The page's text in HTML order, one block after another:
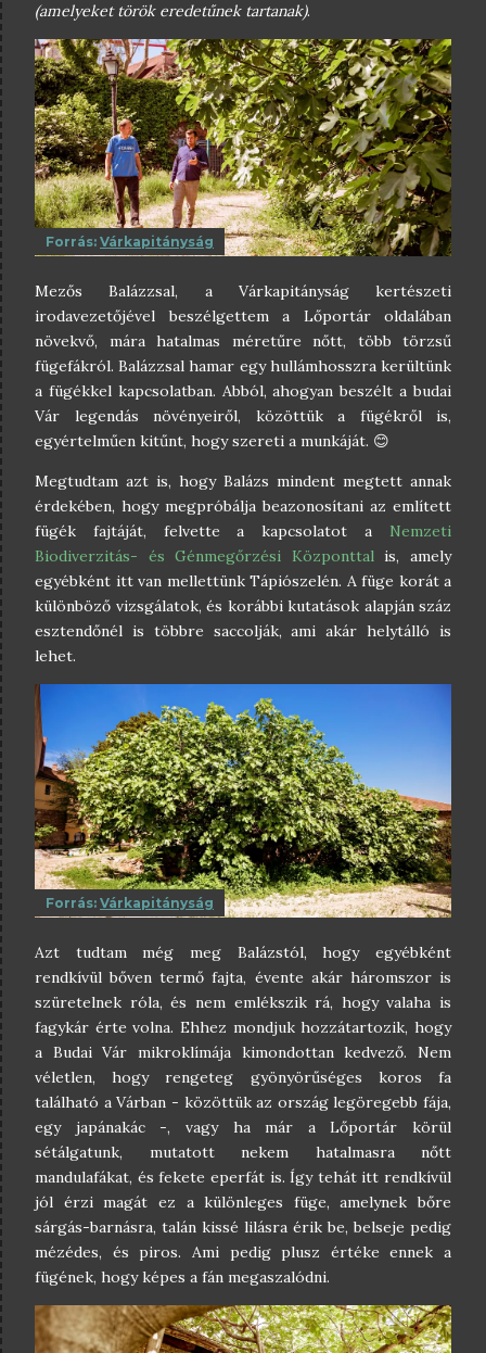
(amelyeket török eredetűnek tartanak).
Forrás: Várkapitányság
Mezős Balázzsal, a Várkapitányság kertészeti
irodavezetőjével beszélgettem a Lőportár oldalában
növekvő, mára hatalmas méretűre nőtt, több törzsű
fügefákról. Balázzsal hamar egy hullámhosszra kerültünk
a fügékkel kapcsolatban. Abból, ahogyan beszélt a budai
Vár legendás növényeiről, közöttük a fügékről is,
egyértelműen kitűnt, hogy szereti a munkáját. 😊
Megtudtam azt is, hogy Balázs mindent megtett annak
érdekében, hogy megpróbálja beazonosítani az említett
fügék fajtáját, felvette a kapcsolatot a Nemzeti
Biodiverzitás- és Génmegőrzési Központtalis, amely
egyébként itt van mellettünk Tápiószelén. A füge korát a
különböző vizsgálatok, és korábbi kutatások alapján száz
esztendőnél is többre saccolják, ami akár helytálló is
lehet.
Forrás: Várkapitányság
Azt tudtam még meg Balázstól, hogy egyébként
rendkívül bőven termő fajta, évente akár háromszor is
szüretelnek róla, és nem emlékszik rá, hogy valaha is
fagykár érte volna. Ehhez mondjuk hozzátartozik, hogy
a Budai Vár mikroklímája kimondottan kedvező. Nem
véletlen, hogy rengeteg gyönyörűséges koros fa
található a Várban - közöttük az ország legöregebb fája,
egy japánakác -, vagy ha már a Lőportár körül
sétálgatunk, mutatott nekem hatalmasra nőtt
mandulafákat, és fekete eperfát is. Így tehát itt rendkívül
jól érzi magát ez a különleges füge, amelynek bőre
sárgás-barnásra, talán kissé lilásra érik be, belseje pedig
mézédes, és piros. Ami pedig plusz értéke ennek a
fügének, hogy képes a fán megaszalódni.